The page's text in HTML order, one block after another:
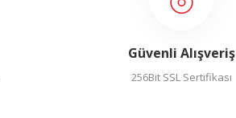
Güvenli Alışveriş
256Bit SSL Sertifikası